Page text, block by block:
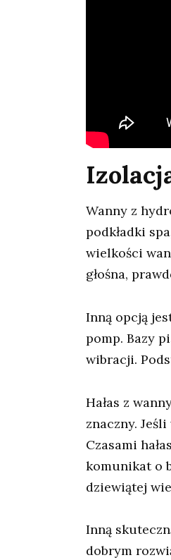
Wanny z
podkładki
wielkości
głośna,
Inną opcją
pomp. Bazy
wibracji.
Hałas z
znaczny.
Czasami
komunikat o
dziewiątej
Inną
dobrym